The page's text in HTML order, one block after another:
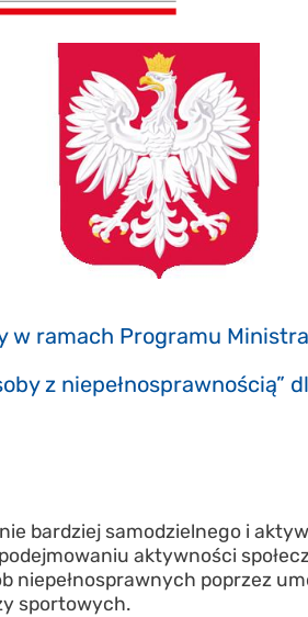
w ramach Programu Ministra
z niepełnosprawnością”
bardziej samodzielnego i
aktywności
niepełnosprawnych poprzez
sportowych.